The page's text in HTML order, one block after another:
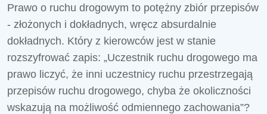
Prawo o ruchu drogowym to potężny zbiór przepisów
- złożonych i dokładnych, wręcz absurdalnie
dokładnych. Który z kierowców jest w stanie
rozszyfrować zapis: „Uczestnik ruchu drogowego ma
prawo liczyć, że inni uczestnicy ruchu przestrzegają
przepisów ruchu drogowego, chyba że okoliczności
wskazują na możliwość odmiennego zachowania”?